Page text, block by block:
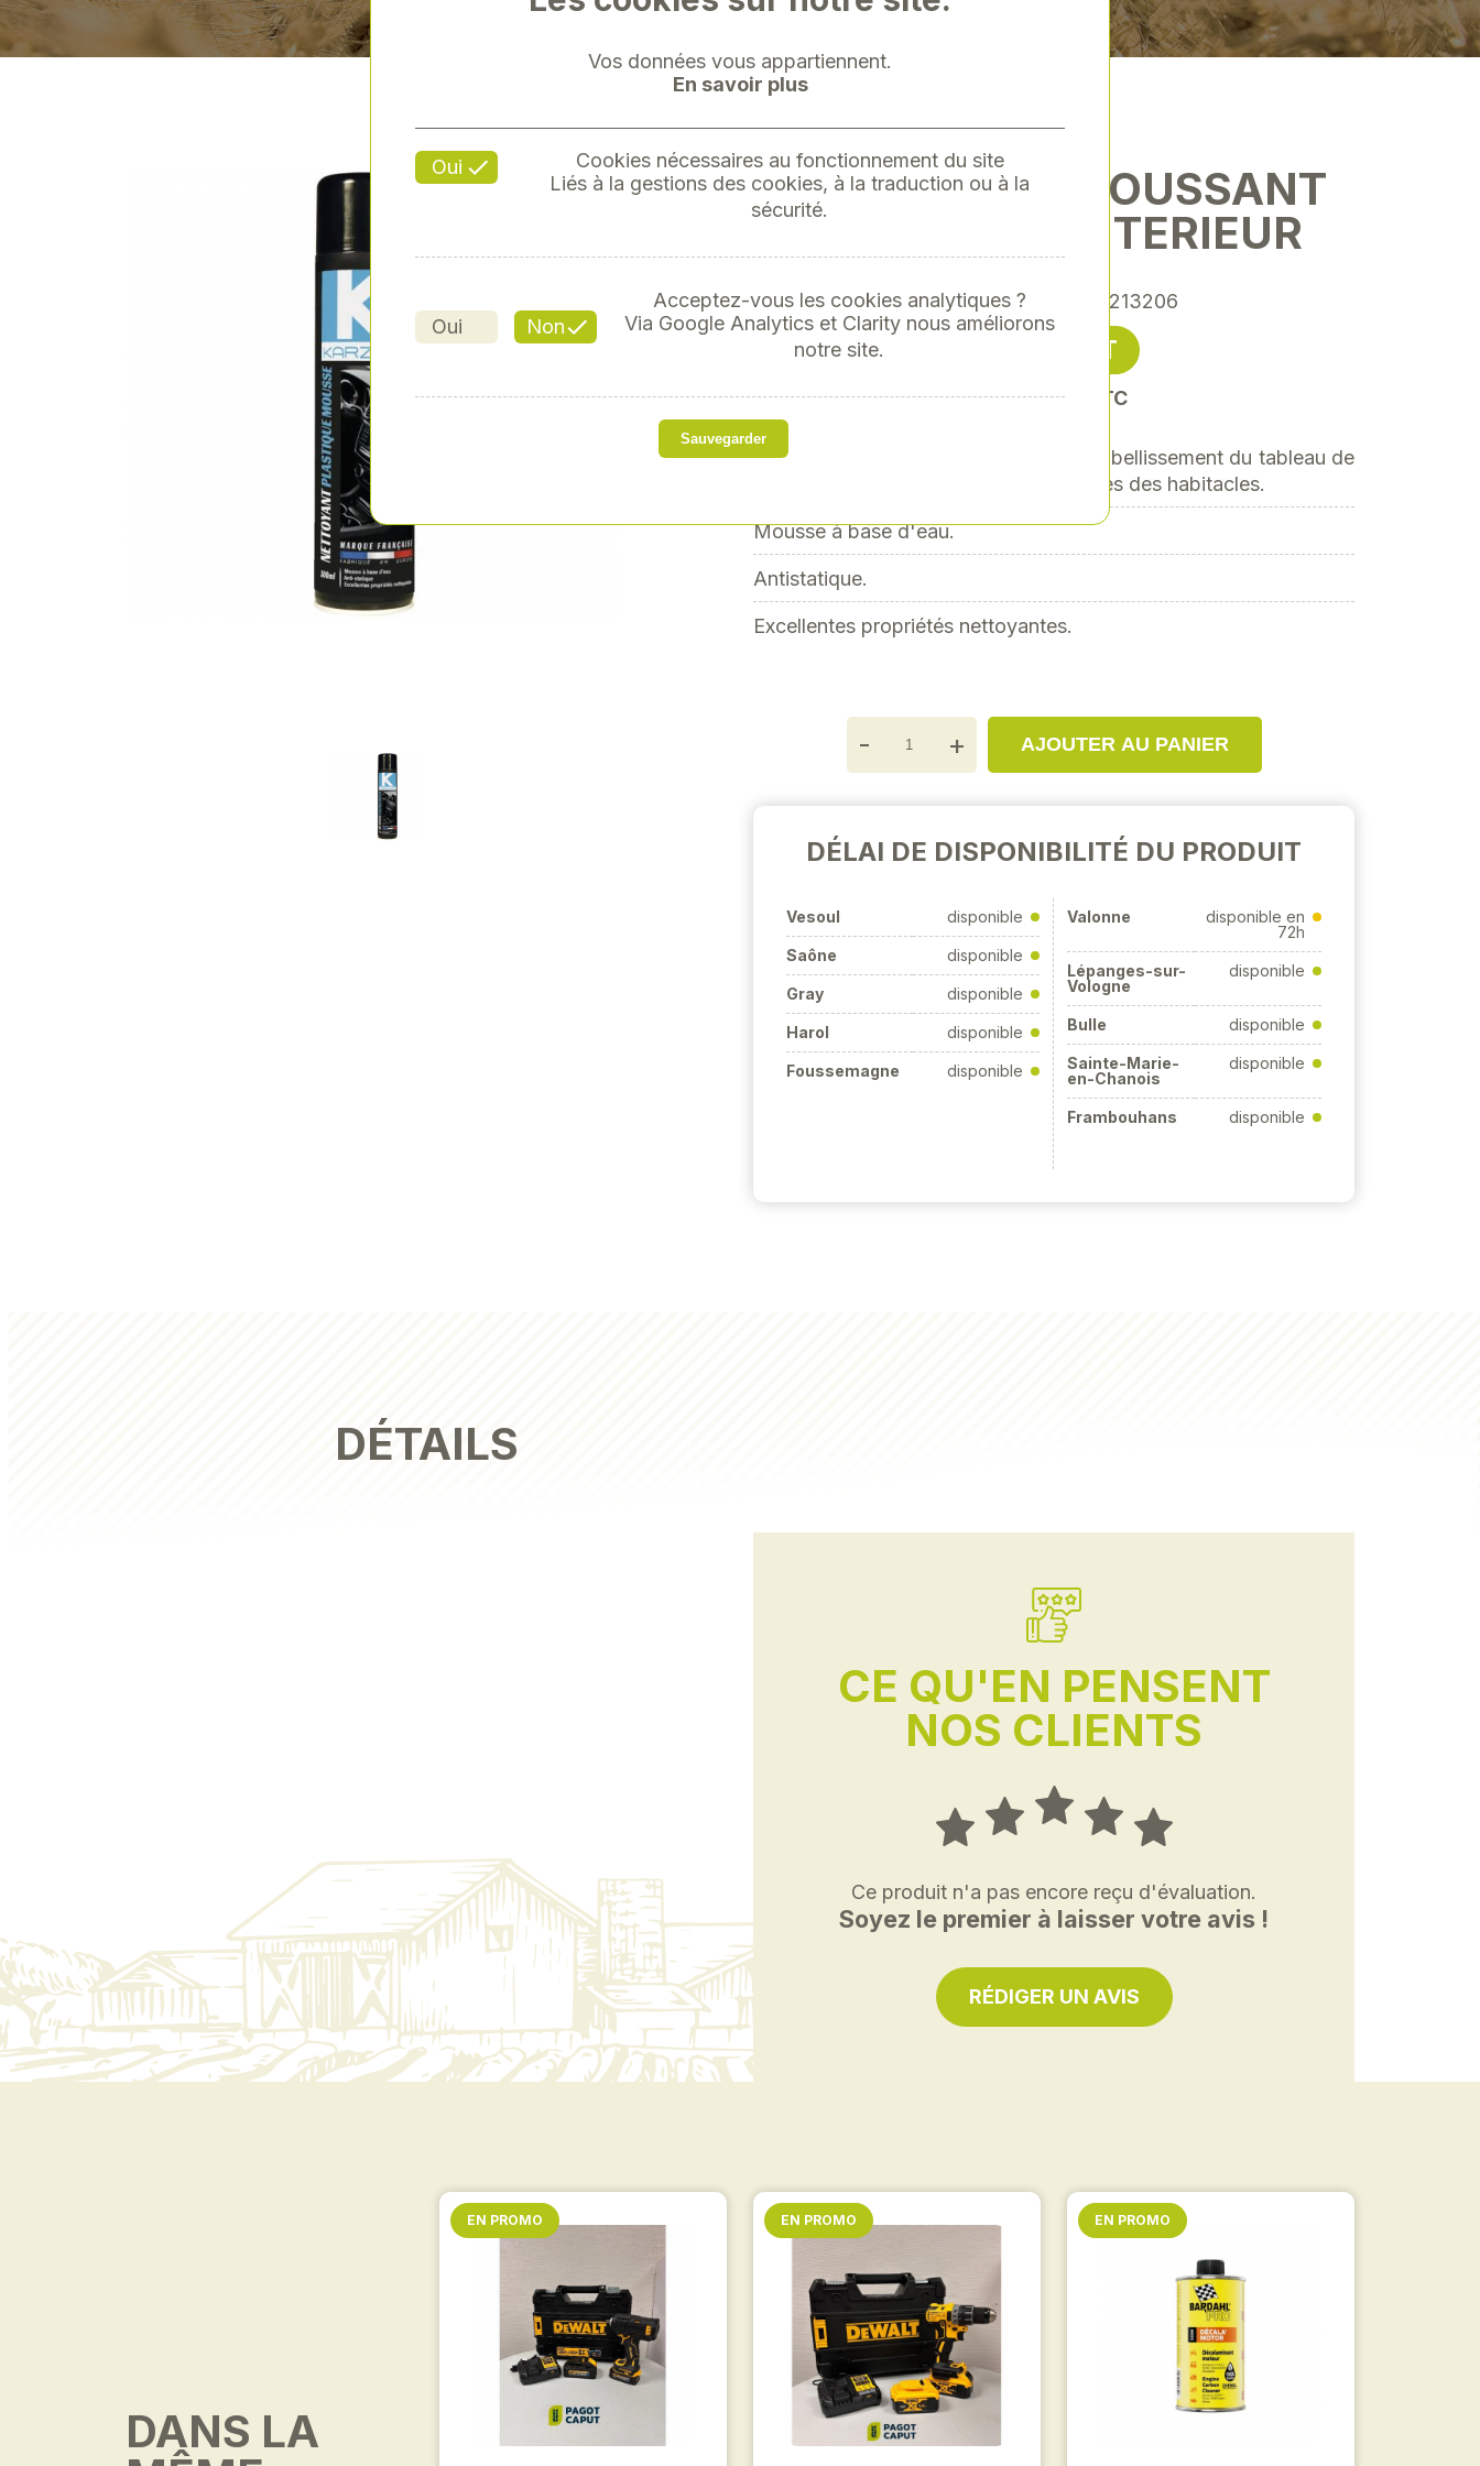
NETTOYANT MOUSSANT
PLASTIQUE INTERIEUR
Référence : SODI6213206
6,36 € HT
soit 7,63 € TTC
Pour le nettoyage, la protection et l'embellissement du tableau de
bord et les autres accessoires plastiques des habitacles.
Mousse à base d'eau.
Antistatique.
Excellentes propriétés nettoyantes.
- + AJOUTER AU PANIER
DÉLAI DE DISPONIBILITÉ DU PRODUIT
Vesoul disponible
Saône disponible
Gray disponible
Harol disponible
Foussemagne disponible
Valonne
disponible en
72h
Lépanges-sur-
Vologne
disponible
Bulle disponible
Sainte-Marie-
en-Chanois
disponible
Frambouhans disponible
DÉTAILS
CE QU'EN PENSENT
NOS CLIENTS
Ce produit n'a pas encore reçu d'évaluation.
Soyez le premier à laisser votre avis !
RÉDIGER UN AVIS
DANS LA
EN PROMO EN PROMO EN PROMO
Vos données vous appartiennent.
En savoir plus
Oui
Cookies nécessaires au fonctionnement du site
Liés à la gestions des cookies, à la traduction ou à la
sécurité.
Oui Non
Acceptez-vous les cookies analytiques ?
Via Google Analytics et Clarity nous améliorons
notre site.
Sauvegarder